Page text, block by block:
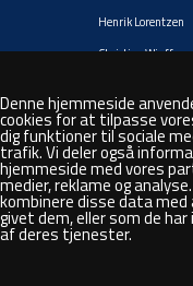
Henrik Lorentzen
Christian Wiuff
Jacob Valentin
Andresen
Rasmus André
Hansen
Steven Bork
Denne hjemmeside
cookies for at tilpasse
dig funktioner til sociale
trafik. Vi deler også
hjemmeside med vores
medier, reklame og
kombinere disse data med
givet dem, eller som de
af deres tjenester.